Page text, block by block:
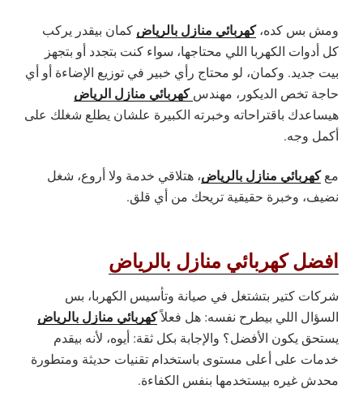
ومش بس كده،كهربائي منازل بالرياض كمان بيقدر يركب
كل أدوات الكهربا اللي محتاجها، سواء كنت بتجدد أو بتجهز
بيت جديد. وكمان، لو محتاج رأي خبير في توزيع الإضاءة أو أي
حاجة تخص الديكور، مهندسكهربائي منازل الرياض
هيساعدك باقتراحاته وخبرته الكبيرة علشان يطلع شغلك على
أكمل وجه.
معكهربائي منازل بالرياض، هتلاقي خدمة ولا أروع، شغل
نضيف، وخبرة حقيقية تريحك من أي قلق.
افضل كهربائي منازل بالرياض
شركات كتير بتشتغل في صيانة وتأسيس الكهربا، بس
السؤال اللي بيطرح نفسه: هل فعلاًكهربائي منازل بالرياض
يستحق يكون الأفضل؟ والإجابة بكل ثقة: أيوه، لأنه بيقدم
خدمات على أعلى مستوى باستخدام تقنيات حديثة ومتطورة
محدش غيره بيستخدمها بنفس الكفاءة.